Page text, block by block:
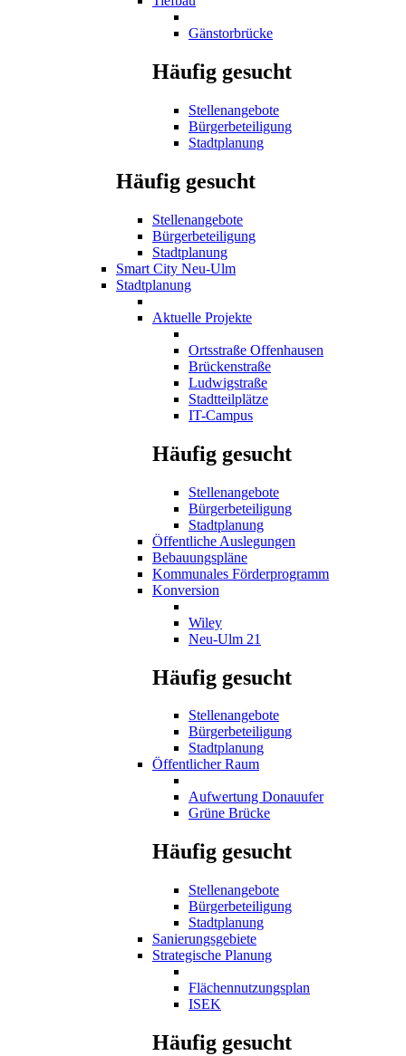
Gänstorbrücke
Häufig gesucht
Stellenangebote
Bürgerbeteiligung
Stadtplanung
Häufig gesucht
Stellenangebote
Bürgerbeteiligung
Stadtplanung
Smart City Neu-Ulm
Stadtplanung
Aktuelle Projekte
Ortsstraße Offenhausen
Brückenstraße
Ludwigstraße
Stadtteilplätze
IT-Campus
Häufig gesucht
Stellenangebote
Bürgerbeteiligung
Stadtplanung
Öffentliche Auslegungen
Bebauungspläne
Kommunales Förderprogramm
Konversion
Wiley
Neu-Ulm 21
Häufig gesucht
Stellenangebote
Bürgerbeteiligung
Stadtplanung
Öffentlicher Raum
Aufwertung Donauufer
Grüne Brücke
Häufig gesucht
Stellenangebote
Bürgerbeteiligung
Stadtplanung
Sanierungsgebiete
Strategische Planung
Flächennutzungsplan
ISEK
Häufig gesucht